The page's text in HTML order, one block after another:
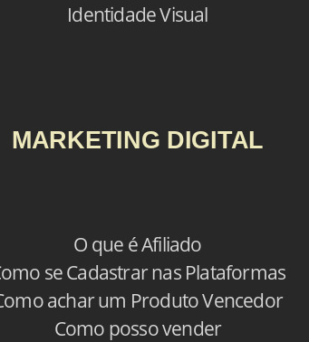
Identidade Visual
MARKETING DIGITAL
O que é Afiliado
se Cadastrar nas Plataformas
achar um Produto Vencedor
Como posso vender